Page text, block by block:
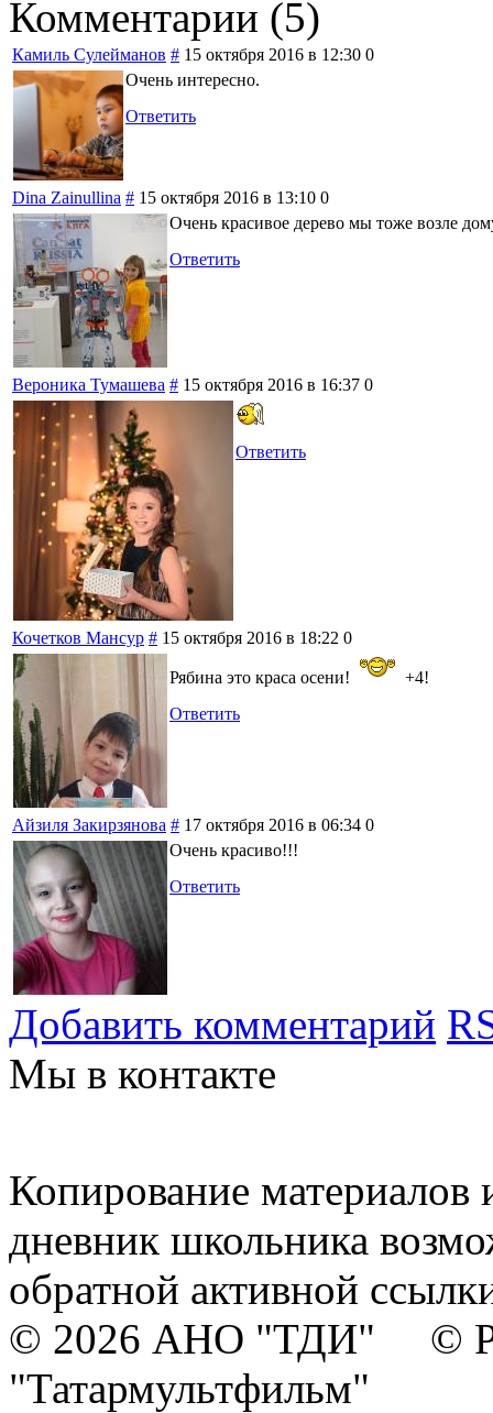
Комментарии (5)
Камиль Сулейманов # 15 октября 2016 в 12:30 0
Очень интересно.
Ответить
Dina Zainullina # 15 октября 2016 в 13:10 0
Очень красивое дерево мы тоже возле
Ответить
Вероника Тумашева # 15 октября 2016 в 16:37 0
Ответить
Кочетков Мансур # 15 октября 2016 в 18:22 0
Рябина это краса осени!
+4!
Ответить
Айзиля Закирзянова # 17 октября 2016 в 06:34 0
Очень красиво!!!
Ответить
Добавить комментарий
Мы в контакте
Копирование материалов
дневник школьника
обратной активной
© 2026 АНО "ТДИ" ©
"Татармультфильм"